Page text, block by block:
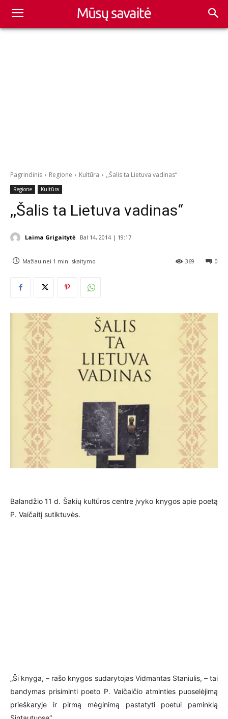
Pagrindinis Regione Kultūra ,,Šalis ta Lietuva vadinas“
Regione Kultūra
,,Šalis ta Lietuva vadinas“
Laima Grigaitytė Bal 14, 2014 | 19:17
Mažiau nei 1 min. skaitymo 0
369
Balandžio 11 d. Šakių kultūros centre įvyko knygos apie poetą
P. Vaičaitį sutiktuvės.
„Ši knyga, – rašo knygos sudarytojas Vidmantas Staniulis, – tai
bandymas prisiminti poeto P. Vaičaičio atminties puoselėjimą
prieškaryje ir pirmą mėginimą pastatyti poetui paminklą